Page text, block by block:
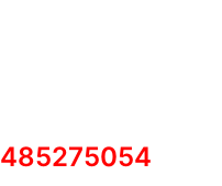
485275054